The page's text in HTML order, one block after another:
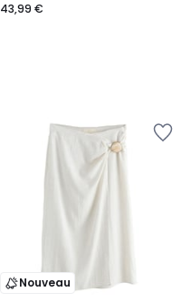
43,99 €
Nouveau